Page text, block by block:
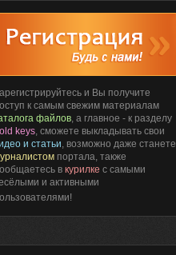
и Вы получите
к самым свежим материалам
файлов, а главное - к разделу
keys, сможете выкладывать свои
и статьи, возможно даже станете
портала, также
в курилке с самыми
и активными